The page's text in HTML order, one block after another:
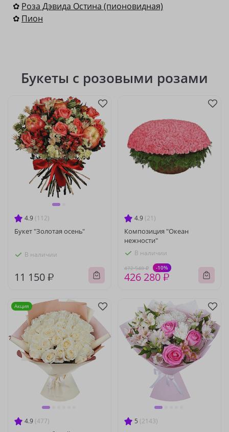
✿ Роза Дэвида Остина (пионовидная)
✿ Пион
Букеты с розовыми розами
4.9 (112)
Букет "Золотая осень"
В наличии
11 150 ₽
4.9 (21)
Композиция "Океан
нежности"
В наличии
472 540 ₽ -10%
426 280 ₽
4.9 (477)
Акция
5 (2143)